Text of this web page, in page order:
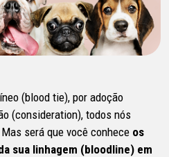
(blood tie), por adoção
(consideration), todos nós
será que você conhece os
sua linhagem (bloodline) em